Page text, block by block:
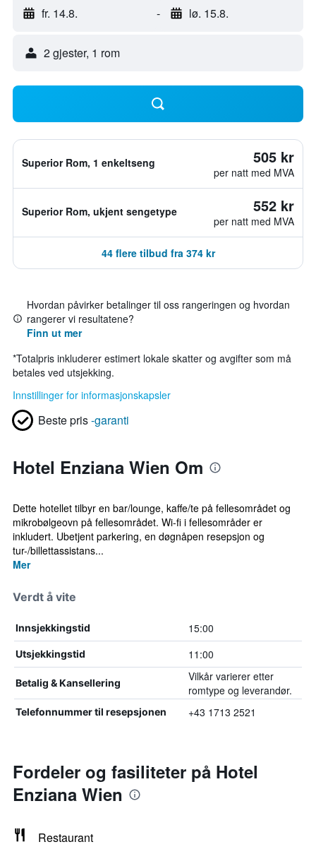
fr. 14.8. - lø. 15.8.
2 gjester, 1 rom
Superior Rom, 1 enkeltseng 505 kr
per natt med MVA
Superior Rom, ukjent sengetype 552 kr
per natt med MVA
44 flere tilbud fra 374 kr
Hvordan påvirker betalinger til oss rangeringen og hvordan
rangerer vi resultatene?
Finn ut mer
*Totalpris inkluderer estimert lokale skatter og avgifter som må
betales ved utsjekking.
Innstillinger for informasjonskapsler
Beste pris-garanti
Hotel Enziana Wien Om
Dette hotellet tilbyr en bar/lounge, kaffe/te på fellesområdet og
mikrobølgeovn på fellesområdet. Wi-fi i fellesområder er
inkludert. Ubetjent parkering, en døgnåpen resepsjon og
tur-/billettassistans...
Mer
Verdt å vite
Innsjekkingstid 15:00
Utsjekkingstid 11:00
Betalig & Kansellering
Vilkår varierer etter
romtype og leverandør.
Telefonnummer til resepsjonen +43 1713 2521
Fordeler og fasiliteter på Hotel
Enziana Wien
Restaurant